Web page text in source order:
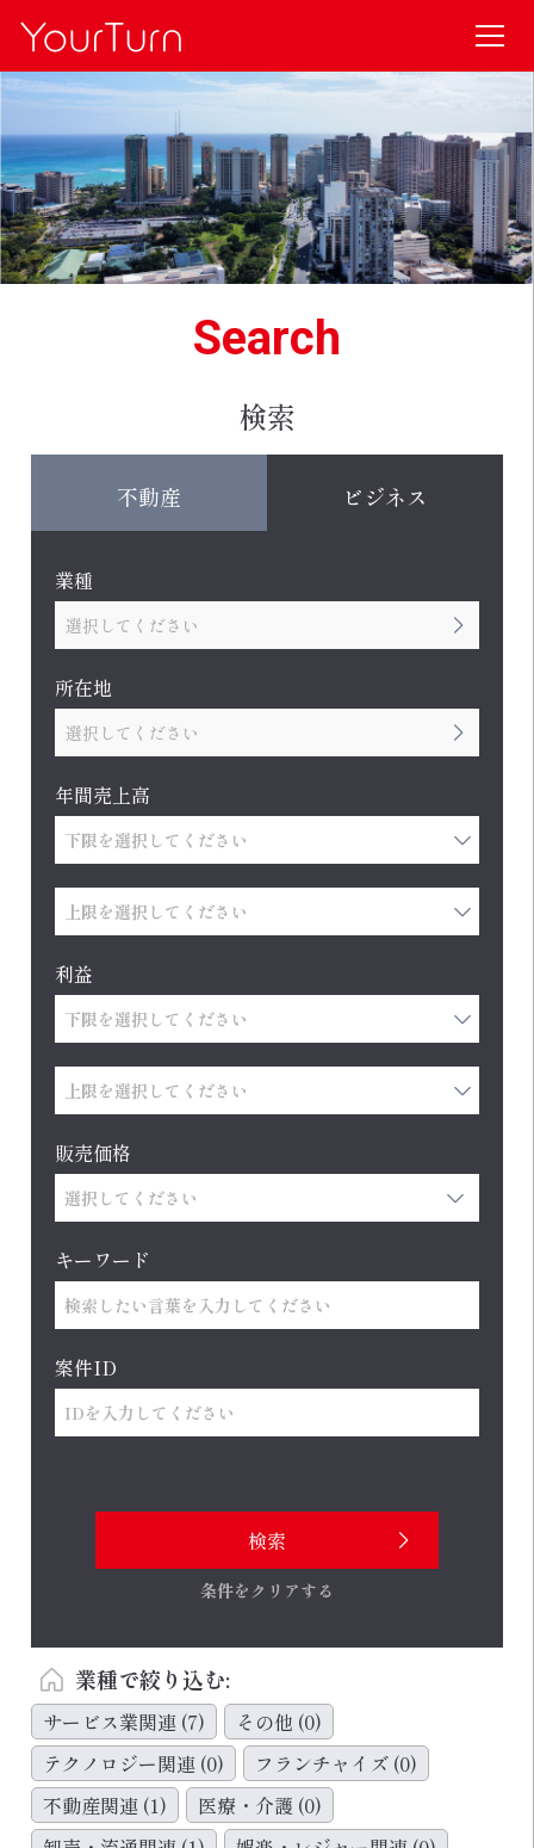
Search
検索
不動産 ビジネス
業種
選択してください
所在地
選択してください
年間売上高
利益
販売価格
キーワード
案件ID
条件をクリアする
業種で絞り込む:
サービス業関連 (7) その他 (0)
テクノロジー関連 (0) フランチャイズ (0)
不動産関連 (1) 医療・介護 (0)